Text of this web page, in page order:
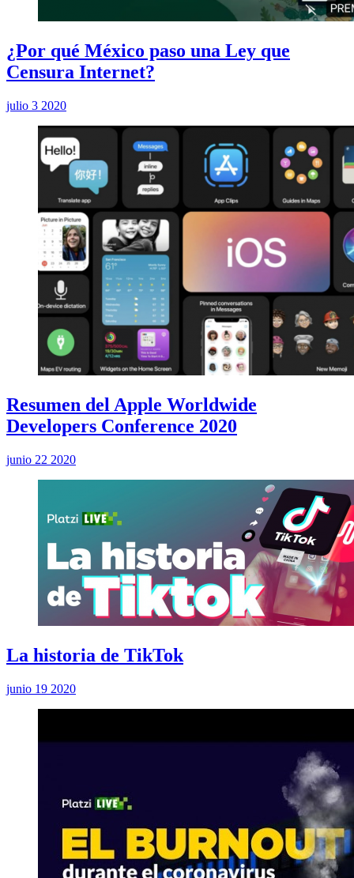
¿Por qué México paso una Ley que
Censura Internet?
julio 3 2020
Resumen del Apple Worldwide
Developers Conference 2020
junio 22 2020
La historia de TikTok
junio 19 2020